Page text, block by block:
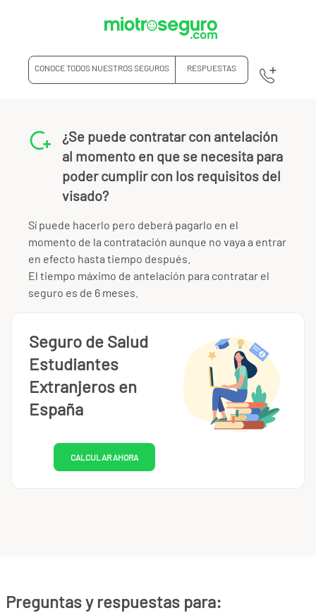
CONOCE TODOS NUESTROS SEGUROS RESPUESTAS
Preguntas y respuestas para:
¿Se puede contratar con antelación
al momento en que se necesita para
poder cumplir con los requisitos del
visado?
Sí puede hacerlo pero deberá pagarlo en el
momento de la contratación aunque no vaya a entrar
en efecto hasta tiempo después.
El tiempo máximo de antelación para contratar el
seguro es de 6 meses.
Seguro de Salud
Estudiantes
Extranjeros en
España
CALCULAR AHORA